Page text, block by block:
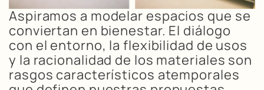
Aspiramos a modelar espacios que se
conviertan en bienestar. El diálogo
con el entorno, la flexibilidad de usos
y la racionalidad de los materiales son
rasgos característicos atemporales